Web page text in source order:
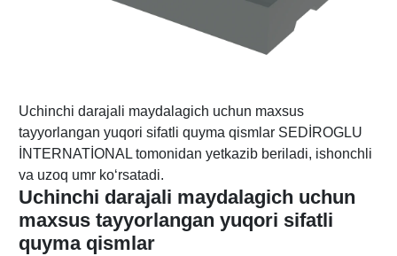
Uchinchi darajali maydalagich uchun maxsus
tayyorlangan yuqori sifatli quyma qismlar SEDİROGLU
İNTERNATİONAL tomonidan yetkazib beriladi, ishonchli
va uzoq umr ko‘rsatadi.
Uchinchi darajali maydalagich uchun
maxsus tayyorlangan yuqori sifatli
quyma qismlar